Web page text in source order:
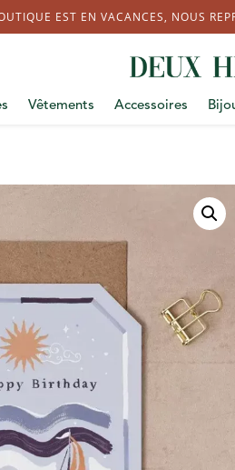
EST EN VACANCES, NOUS
Vêtements Accessoires